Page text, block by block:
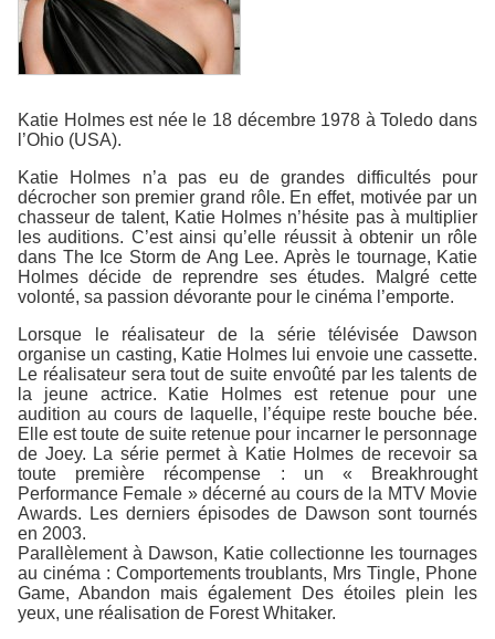
Katie Holmes est née le 18 décembre 1978 à Toledo dans
l’Ohio (USA).
Katie Holmes n’a pas eu de grandes difficultés pour
décrocher son premier grand rôle. En effet, motivée par un
chasseur de talent, Katie Holmes n’hésite pas à multiplier
les auditions. C’est ainsi qu’elle réussit à obtenir un rôle
dans The Ice Storm de Ang Lee. Après le tournage, Katie
Holmes décide de reprendre ses études. Malgré cette
volonté, sa passion dévorante pour le cinéma l’emporte.
Lorsque le réalisateur de la série télévisée Dawson
organise un casting, Katie Holmes lui envoie une cassette.
Le réalisateur sera tout de suite envoûté par les talents de
la jeune actrice. Katie Holmes est retenue pour une
audition au cours de laquelle, l’équipe reste bouche bée.
Elle est toute de suite retenue pour incarner le personnage
de Joey. La série permet à Katie Holmes de recevoir sa
toute première récompense : un « Breakhrought
Performance Female » décerné au cours de la MTV Movie
Awards. Les derniers épisodes de Dawson sont tournés
en 2003.
Parallèlement à Dawson, Katie collectionne les tournages
au cinéma : Comportements troublants, Mrs Tingle, Phone
Game, Abandon mais également Des étoiles plein les
yeux, une réalisation de Forest Whitaker.